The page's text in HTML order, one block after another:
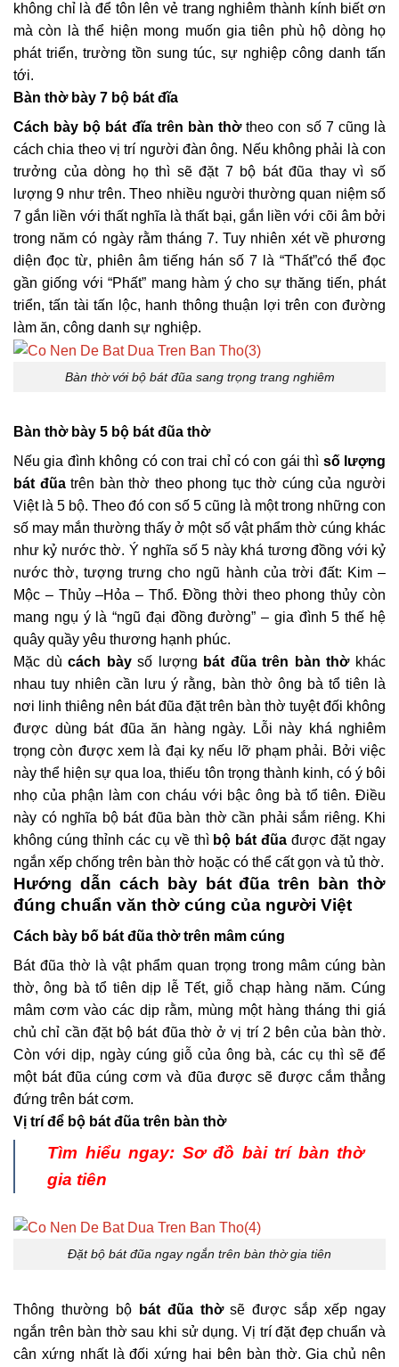
không chỉ là để tôn lên vẻ trang nghiêm thành kính biết ơn
mà còn là thể hiện mong muốn gia tiên phù hộ dòng họ
phát triển, trường tồn sung túc, sự nghiệp công danh tấn
tới.
Bàn thờ bày 7 bộ bát đĩa
Cách bày bộ bát đĩa trên bàn thờtheo con số 7 cũng là
cách chia theo vị trí người đàn ông. Nếu không phải là con
trưởng của dòng họ thì sẽ đặt 7 bộ bát đũa thay vì số
lượng 9 như trên. Theo nhiều người thường quan niệm số
7 gắn liền với thất nghĩa là thất bại, gắn liền với cõi âm bởi
trong năm có ngày rằm tháng 7. Tuy nhiên xét về phương
diện đọc từ, phiên âm tiếng hán số 7 là “Thất”có thể đọc
gần giống với “Phất” mang hàm ý cho sự thăng tiến, phát
triển, tấn tài tấn lộc, hanh thông thuận lợi trên con đường
làm ăn, công danh sự nghiệp.
Bàn thờ với bộ bát đũa sang trọng trang nghiêm
Bàn thờ bày 5 bộ bát đũa thờ
Nếu gia đình không có con trai chỉ có con gái thì số lượng
bát đũatrên bàn thờ theo phong tục thờ cúng của người
Việt là 5 bộ. Theo đó con số 5 cũng là một trong những con
số may mắn thường thấy ở một số vật phẩm thờ cúng khác
như kỷ nước thờ. Ý nghĩa số 5 này khá tương đồng với kỷ
nước thờ, tượng trưng cho ngũ hành của trời đất: Kim –
Mộc – Thủy –Hỏa – Thổ. Đồng thời theo phong thủy còn
mang ngụ ý là “ngũ đại đồng đường” – gia đình 5 thế hệ
quây quầy yêu thương hạnh phúc.
Mặc dùcách bàysố lượng bát đũa trên bàn thờkhác
nhau tuy nhiên cần lưu ý rằng, bàn thờ ông bà tổ tiên là
nơi linh thiêng nên bát đũa đặt trên bàn thờ tuyệt đối không
được dùng bát đũa ăn hàng ngày. Lỗi này khá nghiêm
trọng còn được xem là đại kỵ nếu lỡ phạm phải. Bởi việc
này thể hiện sự qua loa, thiếu tôn trọng thành kinh, có ý bôi
nhọ của phận làm con cháu với bậc ông bà tổ tiên. Điều
này có nghĩa bộ bát đũa bàn thờ cần phải sắm riêng. Khi
không cúng thỉnh các cụ về thì bộ bát đũa được đặt ngay
ngắn xếp chống trên bàn thờ hoặc có thể cất gọn và tủ thờ.
Hướng dẫn cách bày bát đũa trên bàn thờ
đúng chuẩn văn thờ cúng của người Việt
Cách bày bố bát đũa thờ trên mâm cúng
Bát đũa thờ là vật phẩm quan trọng trong mâm cúng bàn
thờ, ông bà tổ tiên dịp lễ Tết, giỗ chạp hàng năm. Cúng
mâm cơm vào các dịp rằm, mùng một hàng tháng thi giá
chủ chỉ cần đặt bộ bát đũa thờ ở vị trí 2 bên của bàn thờ.
Còn với dịp, ngày cúng giỗ của ông bà, các cụ thì sẽ để
một bát đũa cúng cơm và đũa được sẽ được cắm thẳng
đứng trên bát cơm.
Vị trí để bộ bát đũa trên bàn thờ
Tìm hiểu ngay: Sơ đồ bài trí bàn thờ
gia tiên
Đặt bộ bát đũa ngay ngắn trên bàn thờ gia tiên
Thông thường bộ bát đũa thờsẽ được sắp xếp ngay
ngắn trên bàn thờ sau khi sử dụng. Vị trí đặt đẹp chuẩn và
cân xứng nhất là đối xứng hai bên bàn thờ. Gia chủ nên